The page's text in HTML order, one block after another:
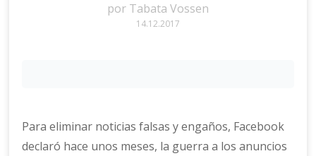
por Tabata Vossen
14.12.2017
Para eliminar noticias falsas y engaños, Facebook
declaró hace unos meses, la guerra a los anuncios